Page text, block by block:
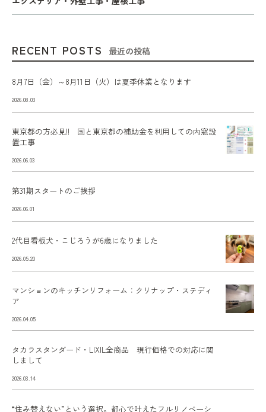
RECENT POSTS 最近の投稿
8月7日（金）～8月11日（火）は夏季休業となります
2026.08.03
東京都の方必見!! 国と東京都の補助金を利用しての内窓設
置工事
2026.06.03
第31期スタートのご挨拶
2026.06.01
2代目看板犬・こじろうが6歳になりました
2026.05.20
マンションのキッチンリフォーム：クリナップ・ステディ
ア
2026.04.05
タカラスタンダード・LIXIL全商品 現行価格での対応に関
しまして
2026.03.14
“住み替えない”という選択。都心で叶えたフルリノベーシ